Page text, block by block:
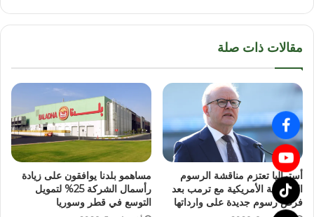
مقالات ذات صلة
أستراليا تعتزم مناقشة الرسوم
الجمركية الأمريكية مع ترمب بعد
فرض رسوم جديدة على وارداتها
مساهمو بلدنا يوافقون على زيادة
رأسمال الشركة 25% لتمويل
التوسع في قطر وسوريا